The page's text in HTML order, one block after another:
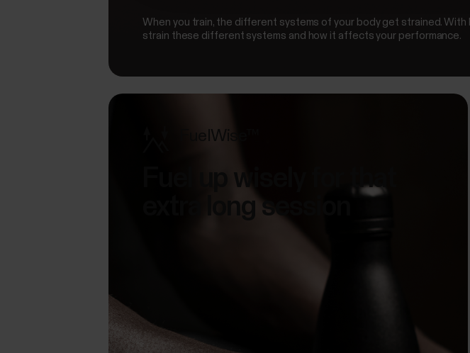
When you train, the different systems of your body get strained.
strain these different systems and how it affects your performance.
FuelWise™
Fuel up wisely for that
extra long session